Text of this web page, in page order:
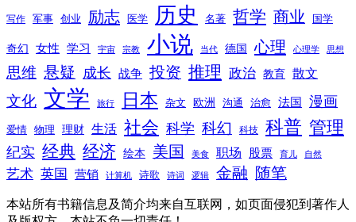
写作 军事 创业 励志 医学 历史 名著 哲学 商业 国学
奇幻 女性 学习 宇宙 宗教 小说 当代 德国 心理 心理学 思想
思维 悬疑 成长 战争 投资 推理 政治 教育 散文
文化 文学 旅行 日本 杂文 欧洲 沟通 治愈 法国 漫画
爱情 物理 理财 生活 社会 科学 科幻 科技 科普 管理
纪实 经典 经济 绘本 美国 美食 职场 股票 育儿 自然
艺术 英国 营销 计算机 诗歌 诗词 逻辑 金融 随笔
本站所有书籍信息及简介均来自互联网，如页面侵犯到著作人